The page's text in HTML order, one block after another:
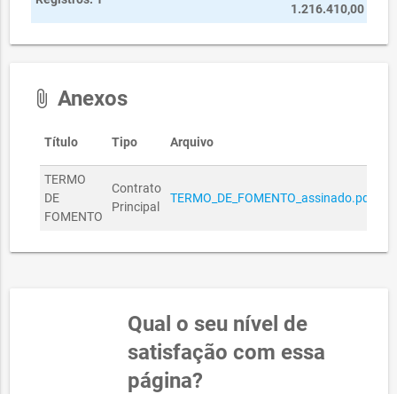
1.216.410,00
attach_file Anexos
Título Tipo Arquivo
TERMO
DE
FOMENTO
Contrato
Principal
TERMO_DE_FOMENTO_assinado.pdf
Qual o seu nível de
satisfação com essa
página?